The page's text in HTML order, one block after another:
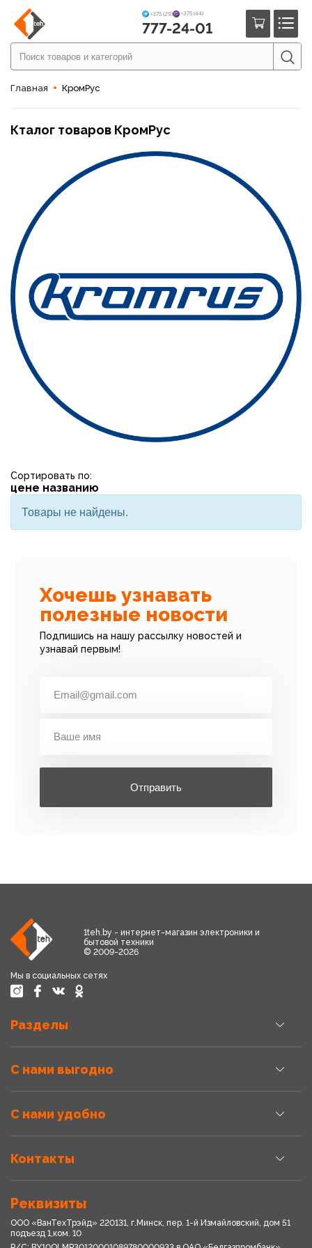
+375 (29) +375 (44)
777-24-01
Главная КромРус
Кталог товаров КромРус
Сортировать по:
цене названию
Товары не найдены.
Хочешь узнавать
полезные новости
Подпишись на нашу рассылку новостей и
узнавай первым!
Отправить
1teh.by - интернет-магазин электроники и
бытовой техники
© 2009-2026
Мы в социальных сетях
Разделы
С нами выгодно
С нами удобно
Контакты
Реквизиты
ООО «ВанТехТрэйд» 220131, г.Минск, пер. 1-й Измайловский, дом 51
подъезд 1,ком. 10